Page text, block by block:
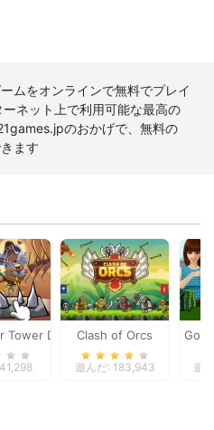
ムをオンラインで無料でプレイ
ネット上で利用可能な最高の
のおかげで、無料の
ます
Tower DefenseClash of Orcs
遊んだ: 183,943 遊